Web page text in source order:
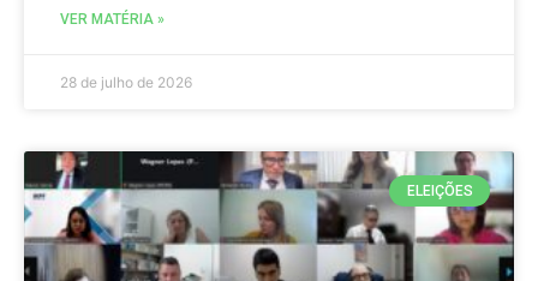
VER MATÉRIA »
28 de julho de 2026
ELEIÇÕES